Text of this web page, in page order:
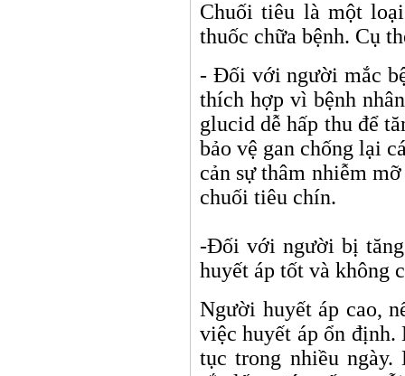
Chuối tiêu là một
thuốc chữa bệnh. Cụ
- Đối với người mắc
thích hợp vì bệnh
glucid dễ hấp thu để
bảo vệ gan chống lại
cản sự thâm nhiễm
chuối tiêu chín.
-Đối với người bị
huyết áp tốt và không
Người huyết áp cao,
việc huyết áp ổn định.
tục trong nhiều